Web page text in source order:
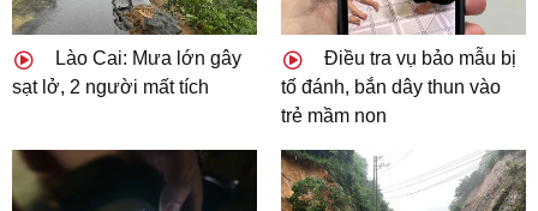
Lào Cai: Mưa lớn gây
sạt lở, 2 người mất tích
Điều tra vụ bảo mẫu bị
tố đánh, bắn dây thun vào
trẻ mầm non